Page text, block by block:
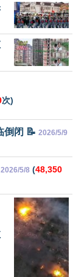
次)
倒闭 📝 2026/5/9
2026/5/8 (48,350